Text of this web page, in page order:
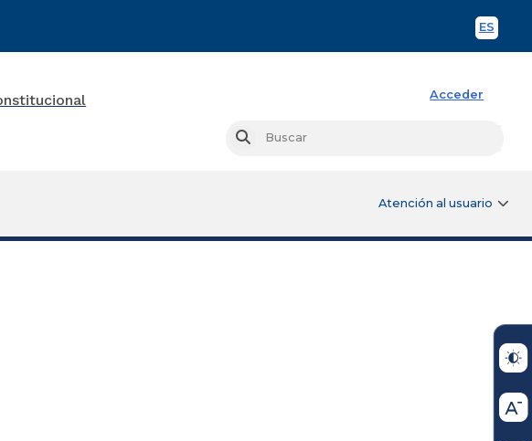
ES
Acceder
Buscar
Atención al usuario